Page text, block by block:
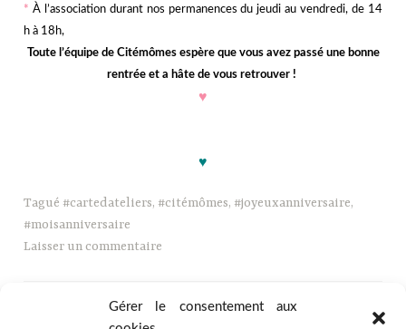
Gérer le consentement aux
* À l’association durant nos permanences du jeudi au vendredi, de 14
h à 18h,
Toute l’équipe de Citémômes espère que vous avez passé une bonne
rentrée et a hâte de vous retrouver !
♥
♥
Tagué #cartedateliers, #citémômes, #joyeuxanniversaire,
#moisanniversaire
Laisser un commentaire